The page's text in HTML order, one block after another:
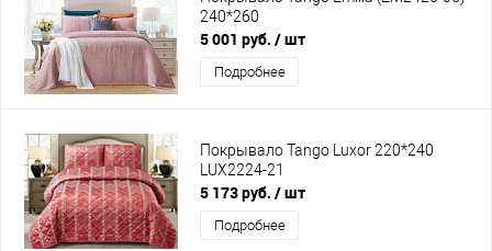
240*260
5 001 руб. / шт
Подробнее
Покрывало Tango Luxor 220*240
LUX2224-21
5 173 руб. / шт
Подробнее